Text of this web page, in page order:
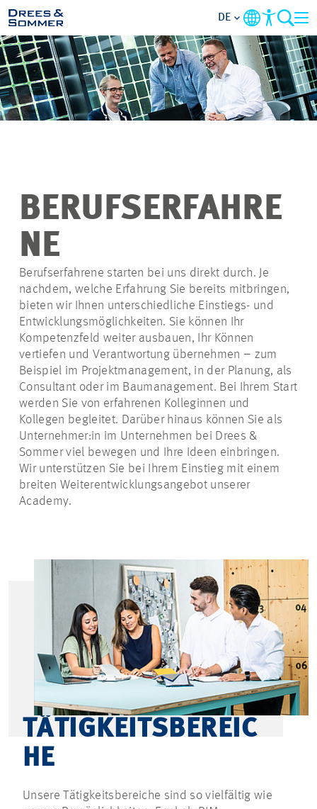
ÜBERSICHT
ÜBER UNS
RUND UMS BEWERBEN
STELLENANGEBOTE
DE
BERUFSERFAHRE
NE
Berufserfahrene starten bei uns direkt durch. Je
nachdem, welche Erfahrung Sie bereits mitbringen,
bieten wir Ihnen unterschiedliche Einstiegs- und
Entwicklungsmöglichkeiten. Sie können Ihr
Kompetenzfeld weiter ausbauen, Ihr Können
vertiefen und Verantwortung übernehmen – zum
Beispiel im Projektmanagement, in der Planung, als
Consultant oder im Baumanagement. Bei Ihrem Start
werden Sie von erfahrenen Kolleginnen und
Kollegen begleitet. Darüber hinaus können Sie als
Unternehmer:in im Unternehmen bei Drees &
Sommer viel bewegen und Ihre Ideen einbringen.
Wir unterstützen Sie bei Ihrem Einstieg mit einem
breiten Weiterentwicklungsangebot unserer
Academy.
TÄTIGKEITSBEREIC
HE
Unsere Tätigkeitsbereiche sind so vielfältig wie